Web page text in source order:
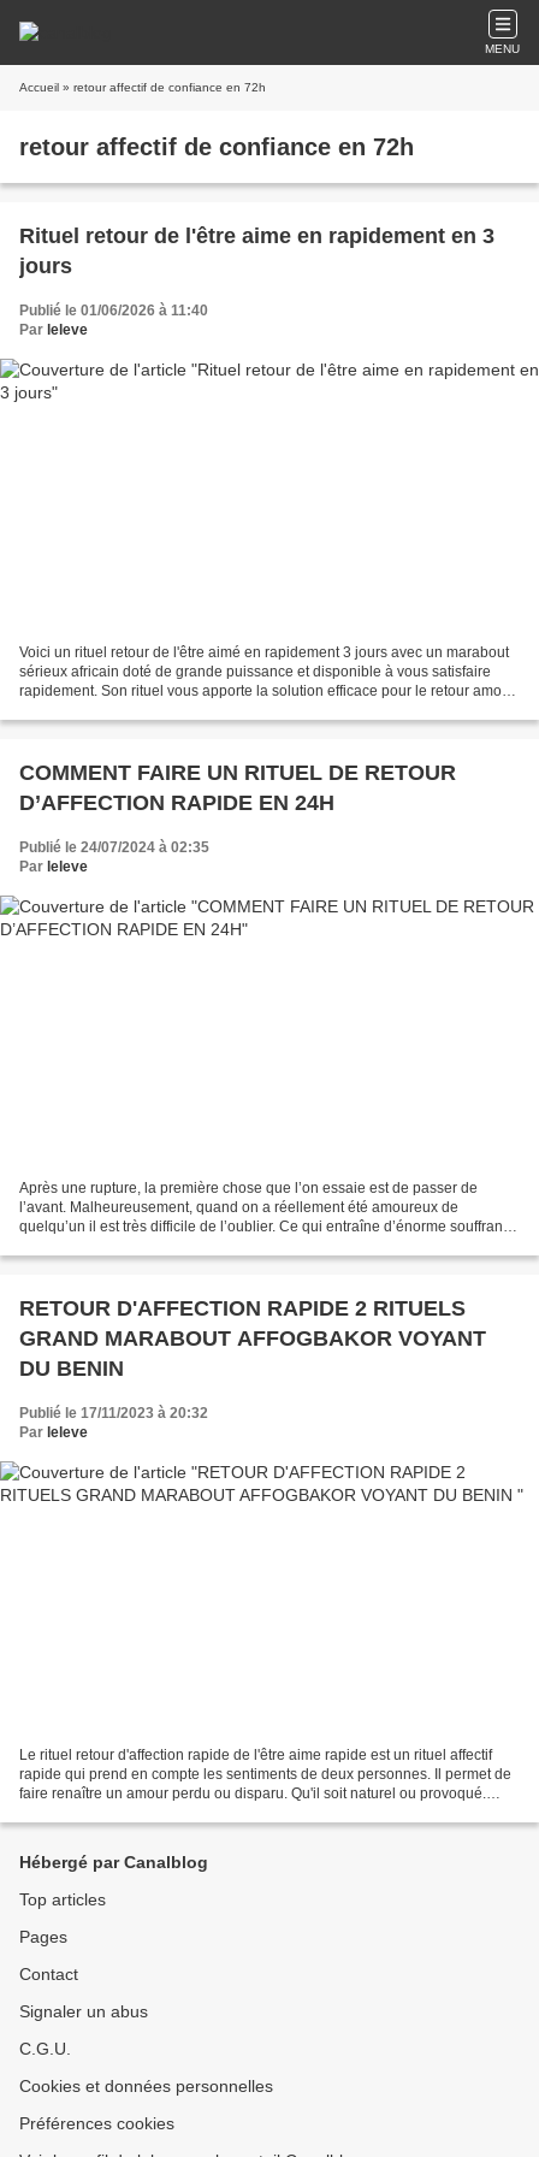
MENU
Accueil » retour affectif de confiance en 72h
retour affectif de confiance en 72h
Rituel retour de l'être aime en rapidement en 3
jours
Publié le 01/06/2026 à 11:40
Par leleve
Voici un rituel retour de l'être aimé en rapidement 3 jours avec un marabout
sérieux africain doté de grande puissance et disponible à vous satisfaire
rapidement. Son rituel vous apporte la solution efficace pour le retour amour
COMMENT FAIRE UN RITUEL DE RETOUR
D’AFFECTION RAPIDE EN 24H
Publié le 24/07/2024 à 02:35
Par leleve
Après une rupture, la première chose que l’on essaie est de passer de
l’avant. Malheureusement, quand on a réellement été amoureux de
quelqu’un il est très difficile de l’oublier. Ce qui entraîne d’énorme souffrance
RETOUR D'AFFECTION RAPIDE 2 RITUELS
GRAND MARABOUT AFFOGBAKOR VOYANT
DU BENIN
Publié le 17/11/2023 à 20:32
Par leleve
Le rituel retour d'affection rapide de l'être aime rapide est un rituel affectif
rapide qui prend en compte les sentiments de deux personnes. Il permet de
faire renaître un amour perdu ou disparu. Qu'il soit naturel ou provoqué.
Hébergé par Canalblog
Top articles
Pages
Contact
Signaler un abus
C.G.U.
Cookies et données personnelles
Préférences cookies